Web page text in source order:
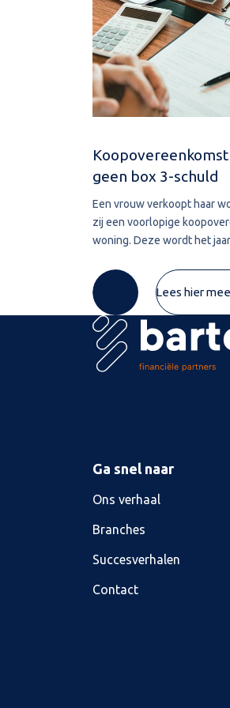
geen box 3-schuld
Een vrouw verkoopt haar
zij een voorlopige
woning. Deze wordt het
naar de derdengeldrekening
Lees hier
Ga snel naar
Ons verhaal
Branches
Succesverhalen
Contact